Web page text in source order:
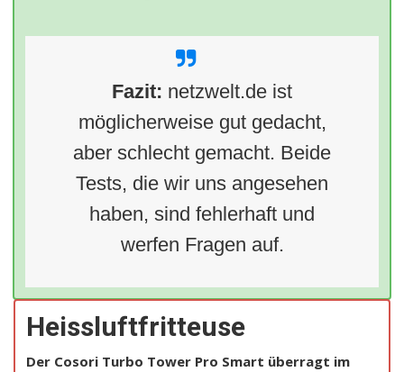
Fazit: netzwelt.de ist
möglicherweise gut gedacht,
aber schlecht gemacht. Beide
Tests, die wir uns angesehen
haben, sind fehlerhaft und
werfen Fragen auf.
Heissluftfritteuse
Der Cosori Turbo Tower Pro Smart überragt im